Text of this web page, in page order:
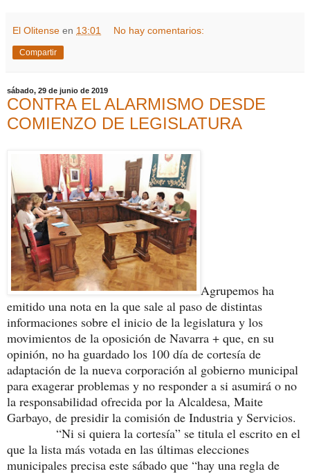
El Olitense en 13:01 No hay comentarios:
Compartir
sábado, 29 de junio de 2019
CONTRA EL ALARMISMO DESDE
COMIENZO DE LEGISLATURA
Agrupemos ha
emitido una nota en la que sale al paso de distintas
informaciones sobre el inicio de la legislatura y los
movimientos de la oposición de Navarra + que, en su
opinión, no ha guardado los 100 día de cortesía de
adaptación de la nueva corporación al gobierno municipal
para exagerar problemas y no responder a si asumirá o no
la responsabilidad ofrecida por la Alcaldesa, Maite
Garbayo, de presidir la comisión de Industria y Servicios.
“Ni si quiera la cortesía” se titula el escrito en el
que la lista más votada en las últimas elecciones
municipales precisa este sábado que “hay una regla de